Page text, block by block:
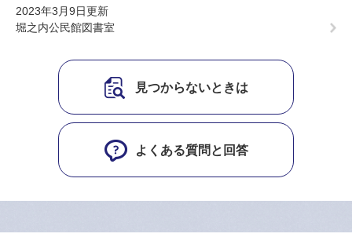
2023年3月9日更新
堀之内公民館図書室
見つからないときは
よくある質問と回答